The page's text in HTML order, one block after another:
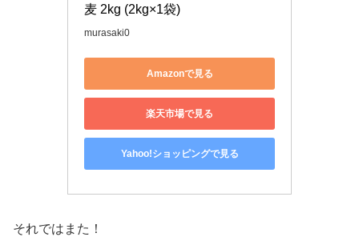
麦 2kg (2kg×1袋)
murasaki0
Amazonで見る
楽天市場で見る
Yahoo!ショッピングで見る
それではまた！